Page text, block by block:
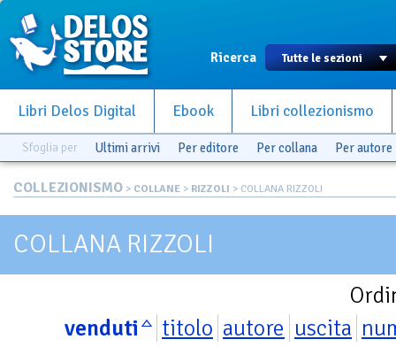
Ricerca
Libri Delos Digital Ebook Libri collezionismo
Sfoglia per Ultimi arrivi Per editore Per collana Per autore
COLLEZIONISMO > COLLANE > RIZZOLI > COLLANA RIZZOLI
COLLANA RIZZOLI
venduti
titolo autore uscita